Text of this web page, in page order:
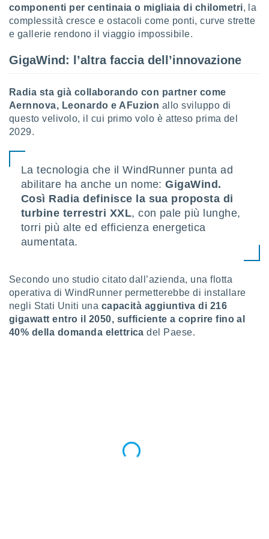
per la
dei
la
del
delle
e degli
componenti per centinaia o migliaia di chilometri, la
complessità cresce e ostacoli come ponti, curve strette
e gallerie rendono il viaggio impossibile.
GigaWind: l’altra faccia dell’innovazione
Radia sta già collaborando con partner come
Aernnova, Leonardo e AFuzion allo sviluppo di
questo velivolo, il cui primo volo è atteso prima del
2029.
La tecnologia che il WindRunner punta ad
abilitare ha anche un nome:GigaWind.
Così Radia definisce la sua proposta di
turbine terrestri XXL, con pale più lunghe,
torri più alte ed efficienza energetica
aumentata.
Secondo uno studio citato dall’azienda, una flotta
operativa di WindRunner permetterebbe di installare
negli Stati Uniti una capacità aggiuntiva di 216
gigawatt entro il 2050, sufficiente a coprire fino al
40% della domanda elettrica del Paese.